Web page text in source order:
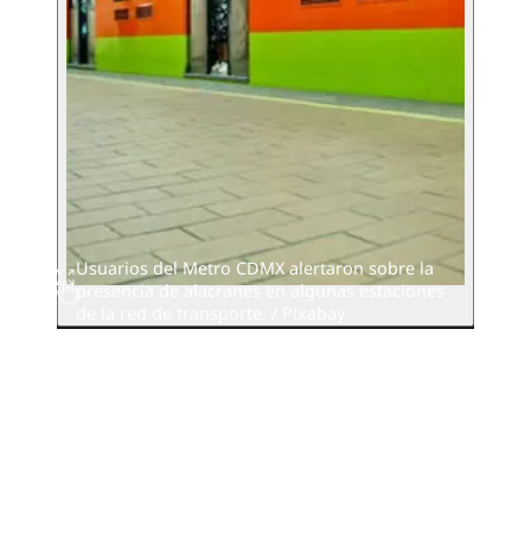
Usuarios del Metro CDMX alertaron sobre la
presencia de alacranes en algunas estaciones